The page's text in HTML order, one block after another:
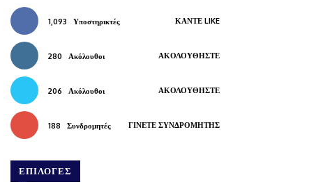
1,093 Υποστηρικτές ΚΆΝΤΕ LIKE
280 Ακόλουθοι ΑΚΟΛΟΥΘΉΣΤΕ
206 Ακόλουθοι ΑΚΟΛΟΥΘΉΣΤΕ
188 Συνδρομητές ΓΊΝΕΤΕ ΣΥΝΔΡΟΜΗΤΉΣ
ΕΠΙΛΟΓΕΣ